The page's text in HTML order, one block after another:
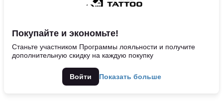
Покупайте и экономьте!
Станьте участником Программы лояльности и получите
дополнительную скидку на каждую покупку
Войти Показать больше